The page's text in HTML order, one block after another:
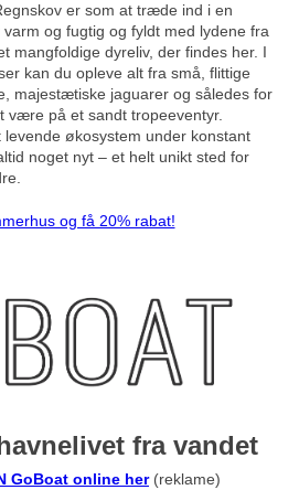
er som at træde ind i en
og fugtig og fyldt med lydene fra
mangfoldige dyreliv, der findes her. I
kan du opleve alt fra små, flittige
majestætiske jaguarer og således for
være på et sandt tropeeventyr.
økosystem under konstant
noget nyt – et helt unikt sted for
og få 20% rabat!
fra vandet
GoBoat online her (reklame)